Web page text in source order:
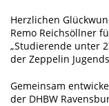
Herzlichen
Remo Reichsöllner
„Studierende unter
der Zeppelin
Gemeinsam
der DHBW